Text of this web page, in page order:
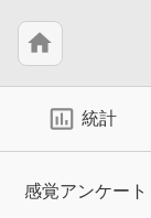
home
insert_chart_outlined 統計
感覚アンケート